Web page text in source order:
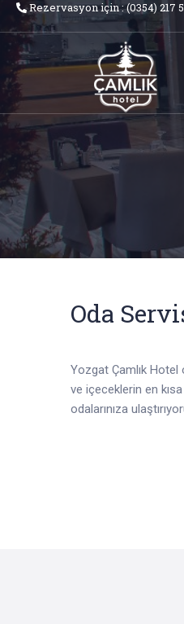
Rezervasyon için : (0354) 217
Oda
Yozgat Çamlık
ve içeceklerin en
odalarınıza